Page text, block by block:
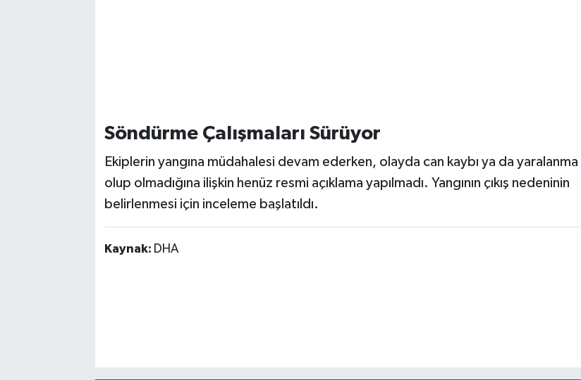
Söndürme Çalışmaları Sürüyor
Ekiplerin yangına müdahalesi devam ederken, olayda can kaybı ya da yaralanma
olup olmadığına ilişkin henüz resmi açıklama yapılmadı. Yangının çıkış nedeninin
belirlenmesi için inceleme başlatıldı.
Kaynak: DHA